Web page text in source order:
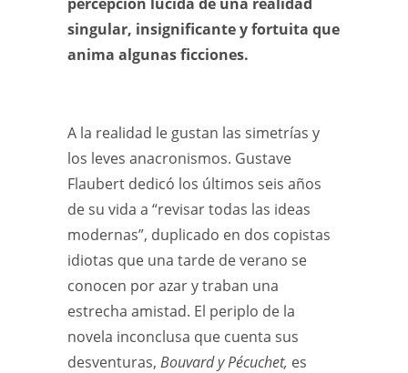
singular, insignificante y fortuita que
anima algunas ficciones.
A la realidad le gustan las simetrías y
los leves anacronismos. Gustave
Flaubert dedicó los últimos seis años
de su vida a “revisar todas las ideas
modernas”, duplicado en dos copistas
idiotas que una tarde de verano se
conocen por azar y traban una
estrecha amistad. El periplo de la
novela inconclusa que cuenta sus
desventuras, Bouvard y Pécuchet, es